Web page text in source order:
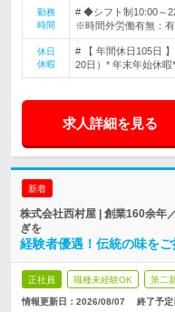
勤務
時間
# ◆シフト制10:00～
※時間外労働有無：
休日
休暇
# 【 年間休日105日
20日）* 年末年始休暇
求人詳細を見る
新着
株式会社西村屋 | 創業160余年
ぎを
経験者優遇！伝統の味を
正社員 職種未経験OK 第二
情報更新日：2026/08/07 終了予定